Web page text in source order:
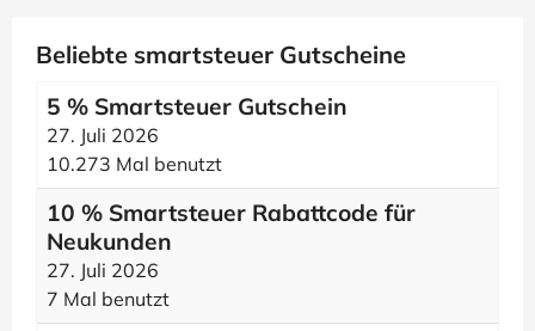
Beliebte smartsteuer Gutscheine
5 % Smartsteuer Gutschein
27. Juli 2026
10.273 Mal benutzt
10 % Smartsteuer Rabattcode für
Neukunden
27. Juli 2026
7 Mal benutzt